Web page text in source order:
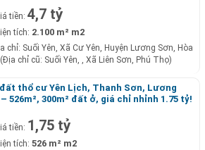
tiền: 4,7 tỷ
tích: 2.100 m² m2
chỉ: Suối Yên, Xã Cư Yên, Huyện Lương Sơn, Hòa
chỉ cũ: Suối Yên, , Xã Liên Sơn, Phú Thọ)
thổ cư Yên Lịch, Thanh Sơn, Lương
526m², 300m² đất ở, giá chỉ nhỉnh 1.75 tỷ!
tiền: 1,75 tỷ
tích: 526 m² m2